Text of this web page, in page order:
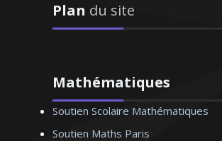
saurai vous aider à la
Madame D. Monique –
d’allemand - Lille
Plan du site
Mathématiques
Soutien Scolaire Mathématiques
Soutien Maths Paris